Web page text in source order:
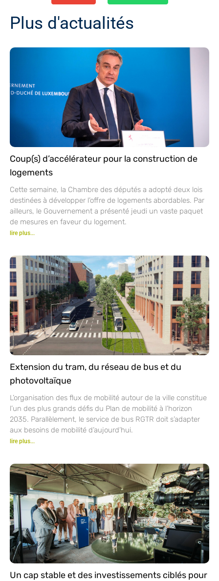
Plus d'actualités
Coup(s) d’accélérateur pour la construction de
logements
Cette semaine, la Chambre des députés a adopté deux lois
destinées à développer l’offre de logements abordables. Par
ailleurs, le Gouvernement a présenté jeudi un vaste paquet
de mesures en faveur du logement.
lire plus...
Extension du tram, du réseau de bus et du
photovoltaïque
L’organisation des flux de mobilité autour de la ville constitue
l’un des plus grands défis du Plan de mobilité à l’horizon
2035. Parallèlement, le service de bus RGTR doit s’adapter
aux besoins de mobilité d’aujourd’hui.
lire plus...
Un cap stable et des investissements ciblés pour